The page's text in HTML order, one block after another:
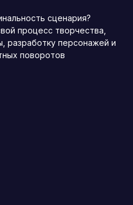
сценария?
процесс творчества,
разработку персонажей и
поворотов